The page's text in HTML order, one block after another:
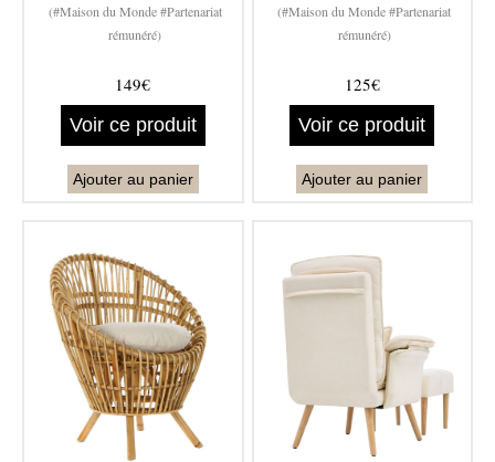
(#Maison du Monde #Partenariat
rémunéré)
149€
Voir ce produit
Ajouter au panier
(#Maison du Monde #Partenariat
rémunéré)
125€
Voir ce produit
Ajouter au panier